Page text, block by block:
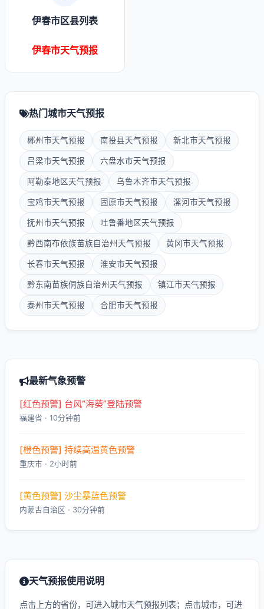
伊春市区县列表
伊春市天气预报
热门城市天气预报
郴州市天气预报 南投县天气预报 新北市天气预报
吕梁市天气预报 六盘水市天气预报
阿勒泰地区天气预报 乌鲁木齐市天气预报
宝鸡市天气预报 固原市天气预报 漯河市天气预报
抚州市天气预报 吐鲁番地区天气预报
黔西南布依族苗族自治州天气预报 黄冈市天气预报
长春市天气预报 淮安市天气预报
黔东南苗族侗族自治州天气预报 镇江市天气预报
泰州市天气预报 合肥市天气预报
最新气象预警
[红色预警] 台风“海葵”登陆预警
福建省 · 10分钟前
[橙色预警] 持续高温黄色预警
重庆市 · 2小时前
[黄色预警] 沙尘暴蓝色预警
内蒙古自治区 · 30分钟前
天气预报使用说明
点击上方的省份，可进入城市天气预报列表；点击城市，可进